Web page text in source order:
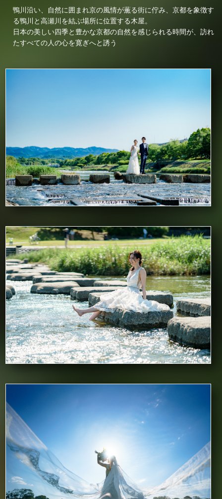
鴨川沿い、自然に囲まれ京の風情が薫る街に佇み、京都を象徴す
る鴨川と高瀬川を結ぶ場所に位置する木屋。
日本の美しい四季と豊かな京都の自然を感じられる時間が、訪れ
たすべての人の心を寛ぎへと誘う